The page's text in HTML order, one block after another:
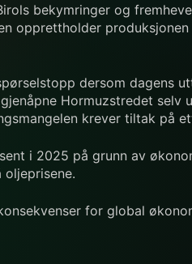
bekymringer og
opprettholder
dersom dagens
Hormuzstredet selv
krever tiltak på
i 2025 på grunn av
for global